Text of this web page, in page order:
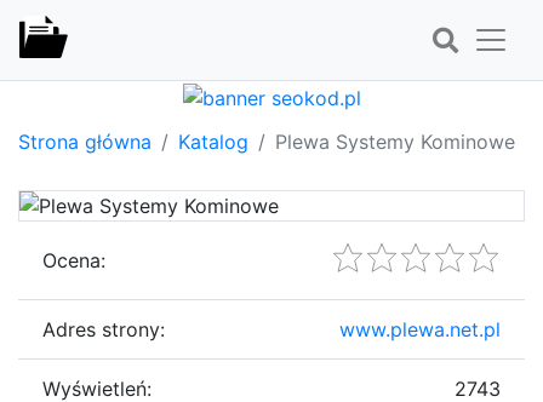
Strona główna Katalog Plewa Systemy Kominowe
Ocena:
Adres strony: www.plewa.net.pl
Wyświetleń: 2743